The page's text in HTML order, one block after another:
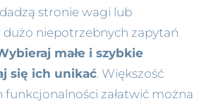
stronie wagi lub
niepotrzebnych zapytań
małe i szybkie
się ich unikać. Większość
funkcjonalności załatwić można